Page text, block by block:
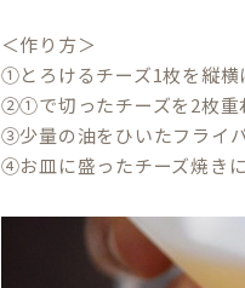
＜作り方＞
①とろけるチーズ1枚を縦横
②①で切ったチーズを2枚重
③少量の油をひいたフライ
④お皿に盛ったチーズ焼き